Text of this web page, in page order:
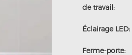
de travail:
Éclairage LED:
Ferme-porte: